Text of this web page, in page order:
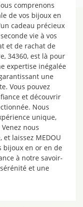
comprenons
de vos bijoux en
cadeau précieux
vie à vos
et de rachat de
34360, est là pour
expertise inégalée
une
Vous pouvez
et découvrir
Nous
unique,
nous
laissez MEDOU
bijoux en or en de
à notre savoir-
et une